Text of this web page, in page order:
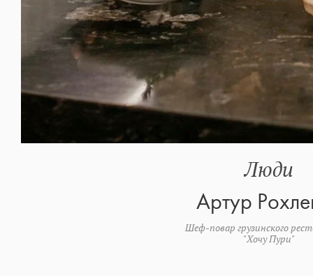
Люди
Артур
Шеф-повар грузинского
"Хочу Пури"